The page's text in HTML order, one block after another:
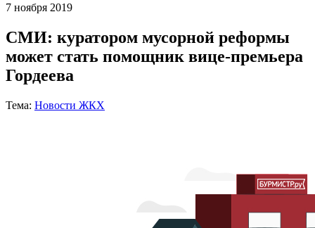
7 ноября 2019
СМИ: куратором мусорной реформы
может стать помощник вице-премьера
Гордеева
Тема: Новости ЖКХ